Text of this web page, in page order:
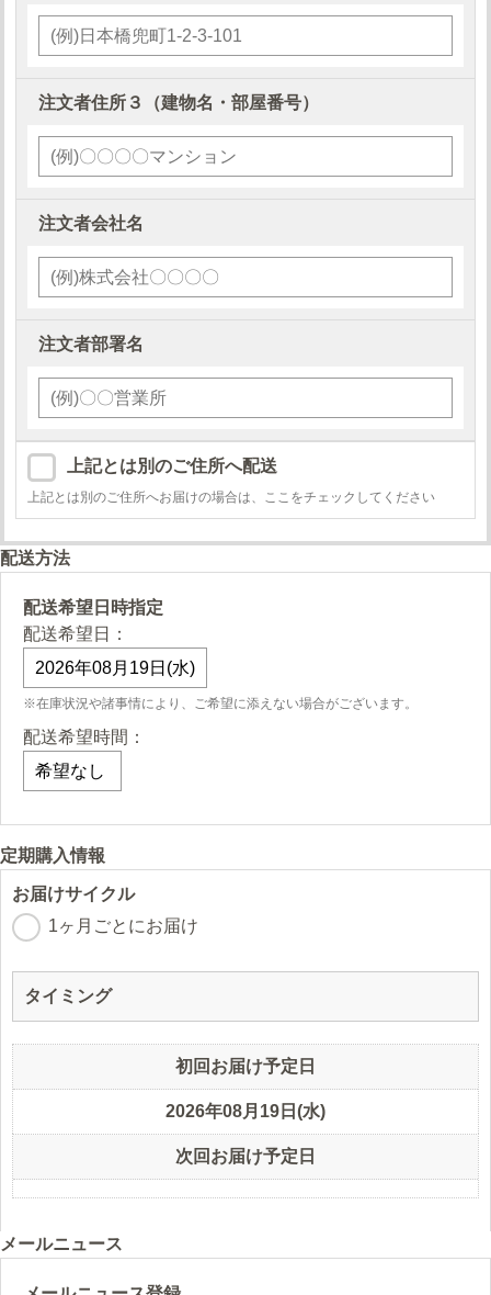
注文者住所３（建物名・部屋番号）
注文者会社名
注文者部署名
上記とは別のご住所へ配送
上記とは別のご住所へお届けの場合は、ここをチェックしてください
配送方法
配送希望日時指定
配送希望日：
※在庫状況や諸事情により、ご希望に添えない場合がございます。
配送希望時間：
定期購入情報
お届けサイクル
1ヶ月ごとにお届け
タイミング
初回お届け予定日
2026年08月19日(水)
次回お届け予定日
メールニュース